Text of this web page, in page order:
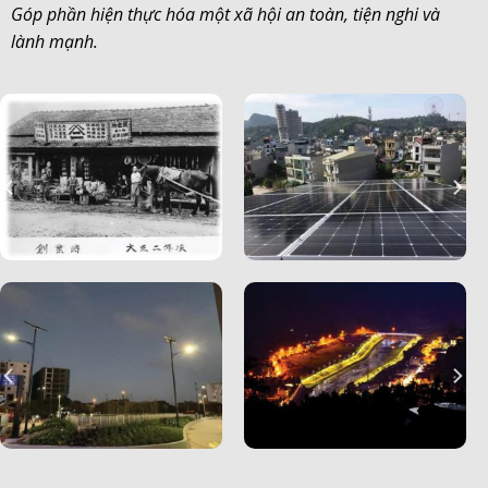
Góp phần hiện thực hóa một xã hội an toàn, tiện nghi và
lành mạnh.